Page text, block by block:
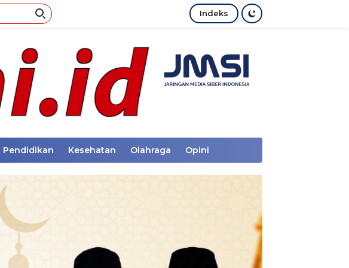
Indeks
Pendidikan Kesehatan Olahraga Opini